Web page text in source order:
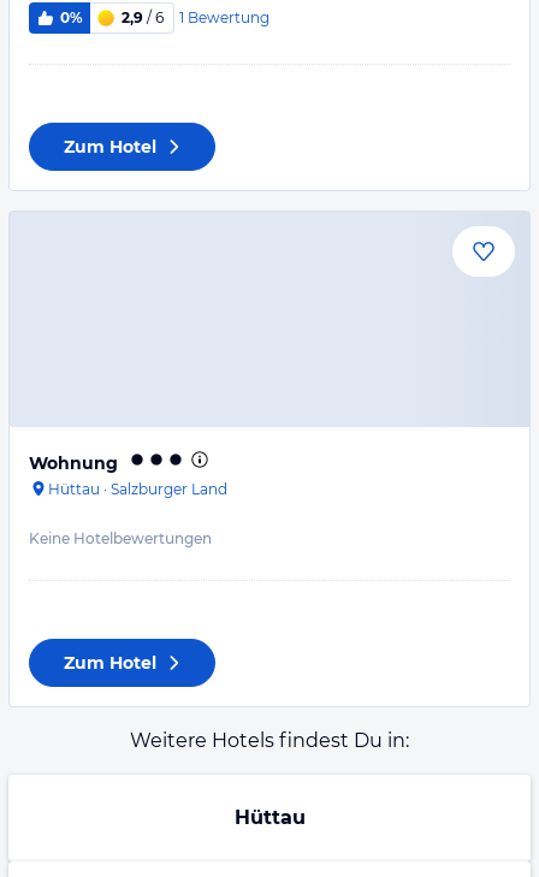
0% 2,9 / 6 1 Bewertung
Zum Hotel
Wohnung
Hüttau · Salzburger Land
Keine Hotelbewertungen
Zum Hotel
Weitere Hotels findest Du in:
Hüttau